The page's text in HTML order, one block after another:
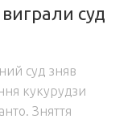
суд
суд зняв
кукурудзи
Зняття